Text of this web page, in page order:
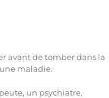
avant de tomber dans la
maladie.
un psychiatre,